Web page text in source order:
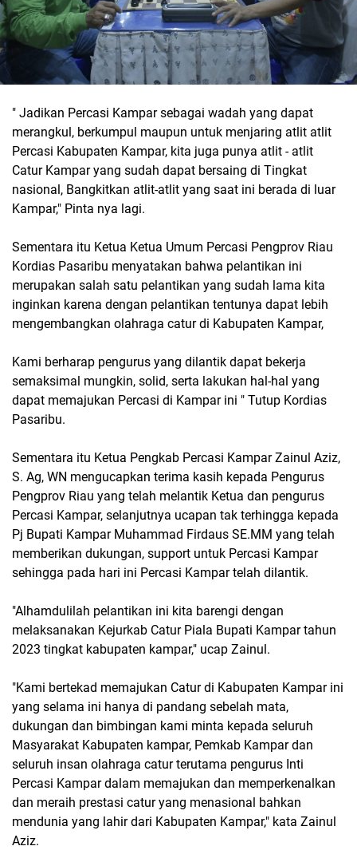
" Jadikan Percasi Kampar sebagai wadah yang dapat
merangkul, berkumpul maupun untuk menjaring atlit atlit
Percasi Kabupaten Kampar, kita juga punya atlit - atlit
Catur Kampar yang sudah dapat bersaing di Tingkat
nasional, Bangkitkan atlit-atlit yang saat ini berada di luar
Kampar," Pinta nya lagi.
Sementara itu Ketua Ketua Umum Percasi Pengprov Riau
Kordias Pasaribu menyatakan bahwa pelantikan ini
merupakan salah satu pelantikan yang sudah lama kita
inginkan karena dengan pelantikan tentunya dapat lebih
mengembangkan olahraga catur di Kabupaten Kampar,
Kami berharap pengurus yang dilantik dapat bekerja
semaksimal mungkin, solid, serta lakukan hal-hal yang
dapat memajukan Percasi di Kampar ini " Tutup Kordias
Pasaribu.
Sementara itu Ketua Pengkab Percasi Kampar Zainul Aziz,
S. Ag, WN mengucapkan terima kasih kepada Pengurus
Pengprov Riau yang telah melantik Ketua dan pengurus
Percasi Kampar, selanjutnya ucapan tak terhingga kepada
Pj Bupati Kampar Muhammad Firdaus SE.MM yang telah
memberikan dukungan, support untuk Percasi Kampar
sehingga pada hari ini Percasi Kampar telah dilantik.
"Alhamdulilah pelantikan ini kita barengi dengan
melaksanakan Kejurkab Catur Piala Bupati Kampar tahun
2023 tingkat kabupaten kampar," ucap Zainul.
"Kami bertekad memajukan Catur di Kabupaten Kampar ini
yang selama ini hanya di pandang sebelah mata,
dukungan dan bimbingan kami minta kepada seluruh
Masyarakat Kabupaten kampar, Pemkab Kampar dan
seluruh insan olahraga catur terutama pengurus Inti
Percasi Kampar dalam memajukan dan memperkenalkan
dan meraih prestasi catur yang menasional bahkan
mendunia yang lahir dari Kabupaten Kampar," kata Zainul
Aziz.